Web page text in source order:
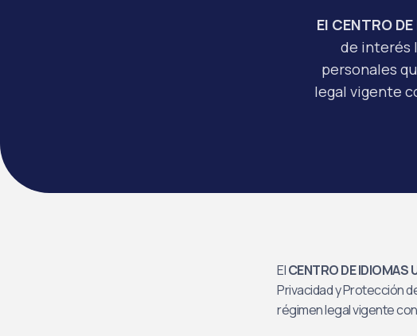
El CENTRO
de interés
personales
legal vigente
ElCENTRO DE IDIOMAS
Privacidad y Protección
régimen legal vigente